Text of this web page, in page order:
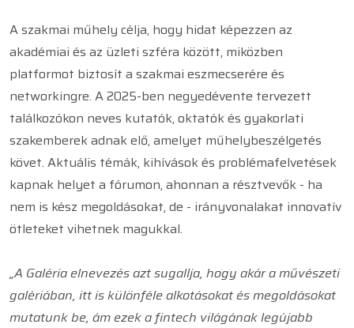
A szakmai műhely célja, hogy hidat képezzen az
akadémiai és az üzleti szféra között, miközben
platformot biztosít a szakmai eszmecserére és
networkingre. A 2025-ben negyedévente tervezett
találkozókon neves kutatók, oktatók és gyakorlati
szakemberek adnak elő, amelyet műhelybeszélgetés
követ. Aktuális témák, kihívások és problémafelvetések
kapnak helyet a fórumon, ahonnan a résztvevők - ha
nem is kész megoldásokat, de - irányvonalakat innovatív
ötleteket vihetnek magukkal.
„A Galéria elnevezés azt sugallja, hogy akár a művészeti
galériában, itt is különféle alkotásokat és megoldásokat
mutatunk be, ám ezek a fintech világának legújabb